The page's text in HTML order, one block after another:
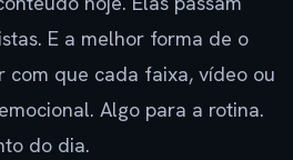
E a melhor forma de o
que cada faixa, vídeo ou
Algo para a rotina.
do dia.